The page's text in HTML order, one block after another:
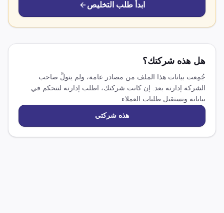
ابدأ طلب التخليص
هل هذه شركتك؟
جُمِعت بيانات هذا الملف من مصادر عامة، ولم يتولَّ صاحب
الشركة إدارته بعد. إن كانت شركتك، اطلب إدارته لتتحكم في
بياناته وتستقبل طلبات العملاء.
هذه شركتي